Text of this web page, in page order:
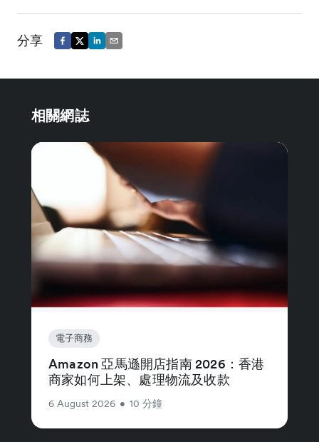
分享
相關網誌
電子商務
Amazon 亞馬遜開店指南 2026：香港
商家如何上架、處理物流及收款
6 August 2026 • 10 分鐘